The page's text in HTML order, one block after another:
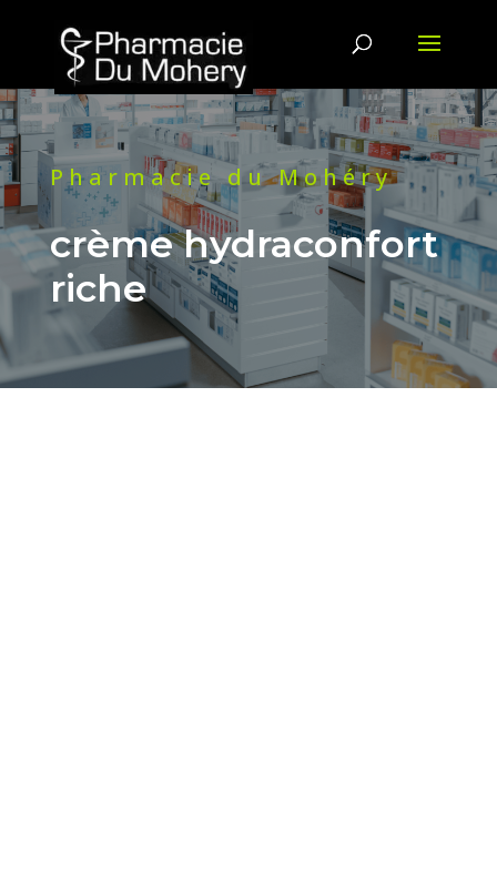
Pharmacie du Mohéry
crème hydraconfort
riche
DES QUESTIONS ? CONTACTEZ-